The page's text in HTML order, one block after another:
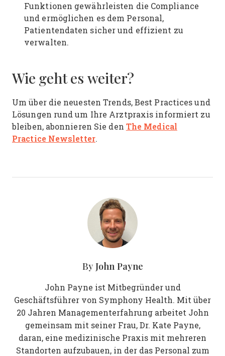
Funktionen gewährleisten die Compliance
und ermöglichen es dem Personal,
Patientendaten sicher und effizient zu
verwalten.
Wie geht es weiter?
Um über die neuesten Trends, Best Practices und
Lösungen rund um Ihre Arztpraxis informiert zu
bleiben, abonnieren Sie den The Medical
Practice Newsletter.
By John Payne
John Payne ist Mitbegründer und
Geschäftsführer von Symphony Health. Mit über
20 Jahren Managementerfahrung arbeitet John
gemeinsam mit seiner Frau, Dr. Kate Payne,
daran, eine medizinische Praxis mit mehreren
Standorten aufzubauen, in der das Personal zum